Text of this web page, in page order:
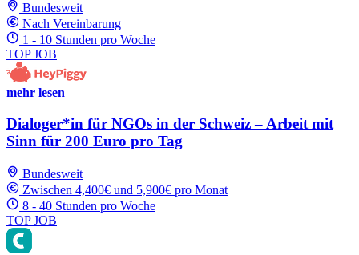
Bundesweit
Nach Vereinbarung
1 - 10 Stunden pro Woche
TOP JOB
mehr lesen
Dialoger*in für NGOs in der Schweiz – Arbeit mit
Sinn für 200 Euro pro Tag
Bundesweit
Zwischen 4,400€ und 5,900€ pro Monat
8 - 40 Stunden pro Woche
TOP JOB